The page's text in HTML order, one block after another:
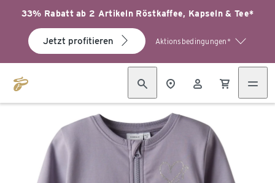
33% Rabatt ab 2 Artikeln Röstkaffee, Kapseln & Tee*
Jetzt profitieren Aktionsbedingungen*